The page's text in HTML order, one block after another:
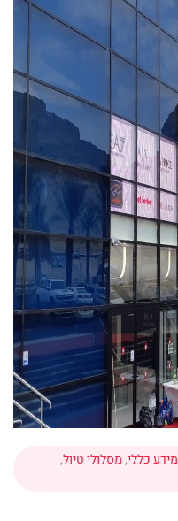
מידע כללי,מסלולי טיול,